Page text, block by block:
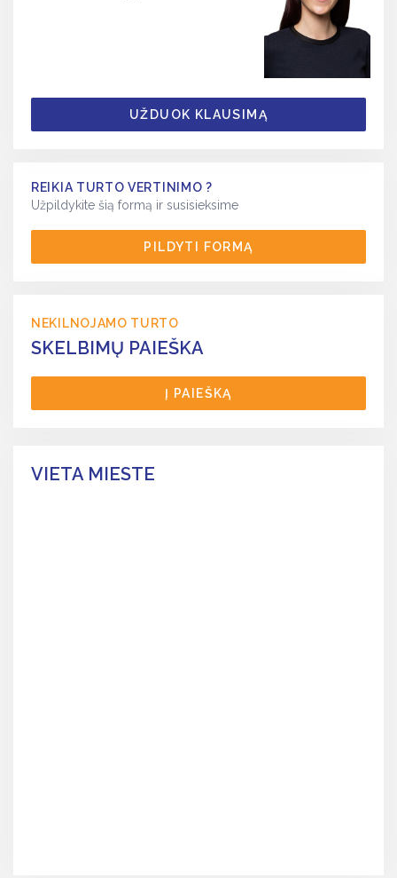
UŽDUOK KLAUSIMĄ
REIKIA TURTO VERTINIMO ?
Užpildykite šią formą ir susisieksime
PILDYTI FORMĄ
NEKILNOJAMO TURTO
SKELBIMŲ PAIEŠKA
Į PAIEŠKĄ
VIETA MIESTE